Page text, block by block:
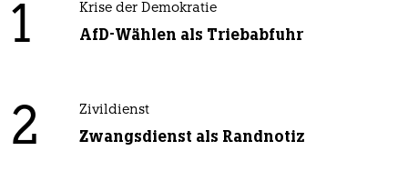
1 Krise der Demokratie
AfD-Wählen als Triebabfuhr
2 Zivildienst
Zwangsdienst als Randnotiz